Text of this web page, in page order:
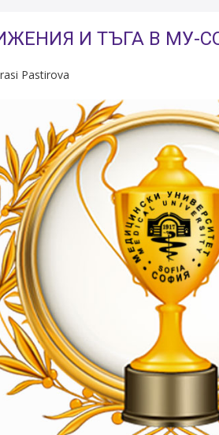
факултет
по дентална медицина
факултет
обществено здраве
д-р Ив. Митев” –
колеж – София
институт
ДЕОС
СОССБОС
Развойно-
техническа
база
Почивна
база-Китен
И ТЪГА В МУ-
Pastirova